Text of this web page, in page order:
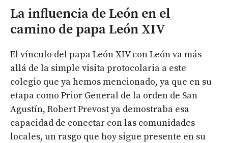
La influencia de León en el
camino de papa León XIV
El vínculo del papa León XIV con León va más
allá de la simple visita protocolaria a este
colegio que ya hemos mencionado, ya que en su
etapa como Prior General de la orden de San
Agustín, Robert Prevost ya demostraba esa
capacidad de conectar con las comunidades
locales, un rasgo que hoy sigue presente en su